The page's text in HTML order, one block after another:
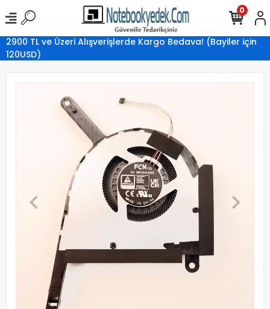
2900 TL ve Üzeri Alışverişlerde Kargo Bedava! (Bayiler için
120USD)
0